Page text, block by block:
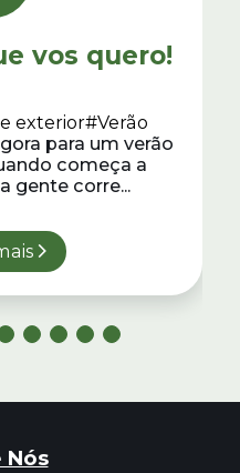
vos quero!
exterior#Verão
para um verão
começa a
gente corre...
Nós